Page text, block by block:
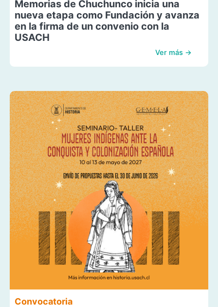
Memorias de Chuchunco inicia una
nueva etapa como Fundación y avanza
en la firma de un convenio con la
USACH
Ver más →
Convocatoria